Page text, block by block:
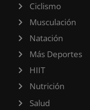
Ciclismo
Musculación
Natación
Más Deportes
HIIT
Nutrición
Salud